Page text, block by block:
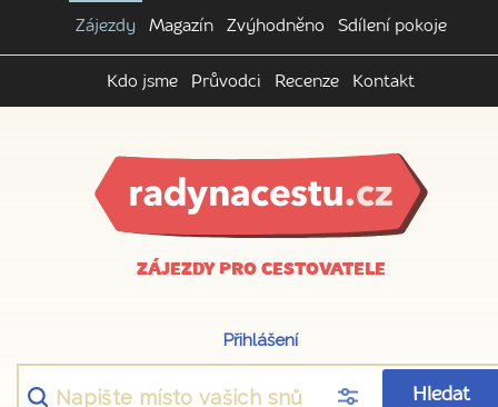
Zájezdy Magazín Zvýhodněno Sdílení pokoje
Kdo jsme Průvodci Recenze Kontakt
ZÁJEZDY PRO CESTOVATELE
Přihlášení
Hledat